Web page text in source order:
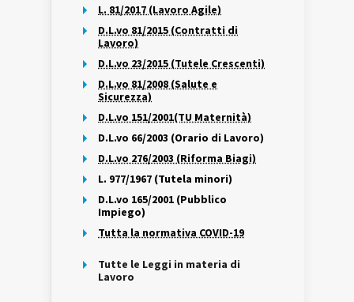
L. 81/2017 (Lavoro Agile)
D.L.vo 81/2015 (Contratti di
Lavoro)
D.L.vo 23/2015 (Tutele Crescenti)
D.L.vo 81/2008 (Salute e
Sicurezza)
D.L.vo 151/2001(TU Maternità)
D.L.vo 66/2003 (Orario di Lavoro)
D.L.vo 276/2003 (Riforma Biagi)
L. 977/1967 (Tutela minori)
D.L.vo 165/2001 (Pubblico
Impiego)
Tutta la normativa COVID-19
Tutte le Leggi in materia di
Lavoro